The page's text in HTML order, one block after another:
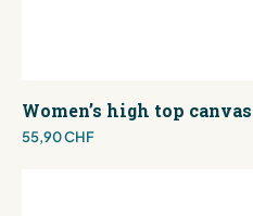
Women’s high top
Preis
55,90 CHF